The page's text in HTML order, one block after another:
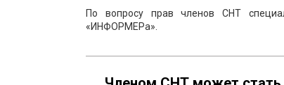
По вопросу прав членов СНТ
«ИНФОРМЕРа».